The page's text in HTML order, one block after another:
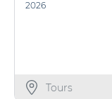
2026
Tours